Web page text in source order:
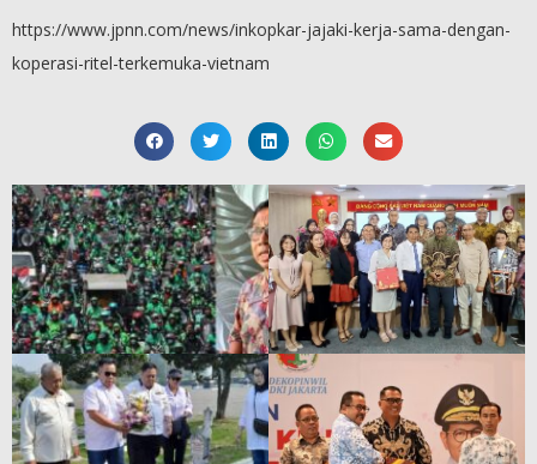
https://www.jpnn.com/news/inkopkar-jajaki-kerja-sama-dengan-
koperasi-ritel-terkemuka-vietnam